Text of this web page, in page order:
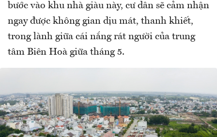
bước vào khu nhà giàu này, cư dân sẽ cảm nhận
ngay được không gian dịu mát, thanh khiết,
trong lành giữa cái nắng rát người của trung
tâm Biên Hoà giữa tháng 5.